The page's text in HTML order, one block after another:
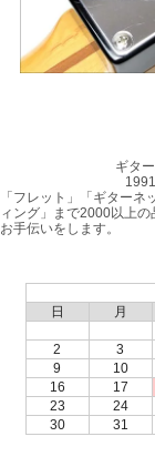
ギタ
「フレット」「ギター
ィング」まで2000以上
お手伝いをします。
日
月
2
3
9
10
16
17
23
24
30
31